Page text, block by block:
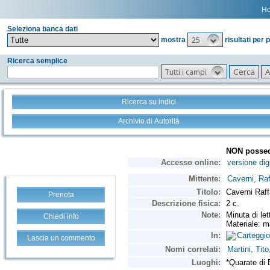
Seleziona banca dati
mostra
25 risultati per
Ricerca semplice
Tutti i campi
Ricerca su indici
Archivio di Autorità
Prenota
Chiedi info
Lascia un commento